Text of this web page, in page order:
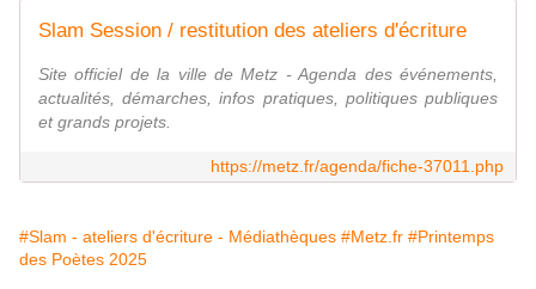
Slam Session / restitution des ateliers d'écriture
Site officiel de la ville de Metz - Agenda des événements,
actualités, démarches, infos pratiques, politiques publiques
et grands projets.
https://metz.fr/agenda/fiche-37011.php
#Slam - ateliers d'écriture - Médiathèques #Metz.fr #Printemps
des Poètes 2025